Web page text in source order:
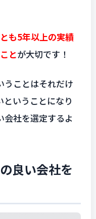
も5年以上の実績
とが大切です！
うことはそれだけ
いうことになり
会社を選定するよ
良い会社を